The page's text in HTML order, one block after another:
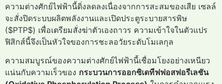
ความต่างศักย์ไฟฟ้านี้ดิ่งลดลงเนื่องจากการสะสมของเสีย เซลล์
จะสั่งปิดระบบผลิตพลังงานและเปิดประตูระบายสารพิษ
($PTP$) เพื่อเตรียมสั่งฆ่าตัวเองถาวร ความเข้าใจในตัวแปร
ฟิสิกส์นี้จึงเป็นหัวใจของการชะลอวัยระดับโมเลกุล
ความสมบูรณ์ของความต่างศักย์ไฟฟ้านี้เชื่อมโยงอย่างเหนียว
แน่นกับความเร็วของ กระบวนการออกซิเดทีฟฟอสฟอรีเลชัน